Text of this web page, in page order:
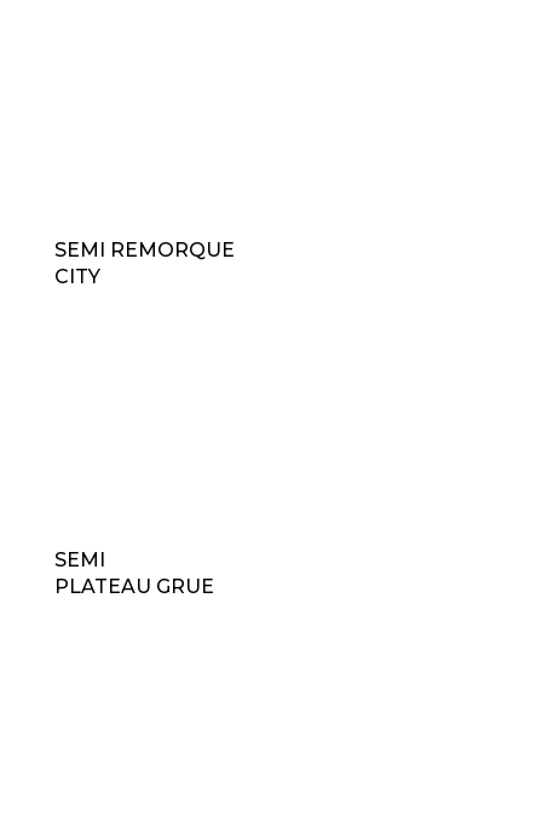
SEMI REMORQUE
CITY
SEMI
PLATEAU GRUE